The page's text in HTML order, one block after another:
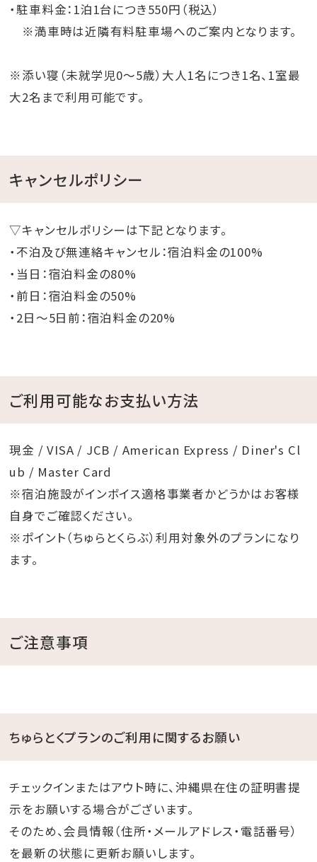
・駐車料金：1泊1台につき550円（税込）
※満車時は近隣有料駐車場へのご案内となります。
※添い寝（未就学児0～5歳）大人1名につき1名、1室最
大2名まで利用可能です。
キャンセルポリシー
▽キャンセルポリシーは下記となります。
・不泊及び無連絡キャンセル：宿泊料金の100%
・当日：宿泊料金の80%
・前日：宿泊料金の50%
・2日～5日前：宿泊料金の20%
ご利用可能なお支払い方法
現金 / VISA / JCB / American Express / Diner's Cl
ub / Master Card
※宿泊施設がインボイス適格事業者かどうかはお客様
自身でご確認ください。
※ポイント（ちゅらとくらぶ）利用対象外のプランになり
ます。
ご注意事項
ちゅらとくプランのご利用に関するお願い
チェックインまたはアウト時に、沖縄県在住の証明書提
示をお願いする場合がございます。
そのため、会員情報（住所・メールアドレス・電話番号）
を最新の状態に更新お願いします。